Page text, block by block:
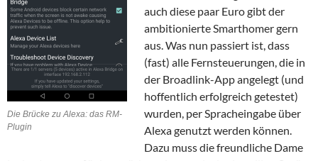
Die Brücke zu Alexa: das RM-
Plugin
auch diese paar Euro gibt der
ambitionierte Smarthomer gern
aus. Was nun passiert ist, dass
(fast) alle Fernsteuerungen, die in
der Broadlink-App angelegt (und
hoffentlich erfolgreich getestet)
wurden, per Spracheingabe über
Alexa genutzt werden können.
Dazu muss die freundliche Dame